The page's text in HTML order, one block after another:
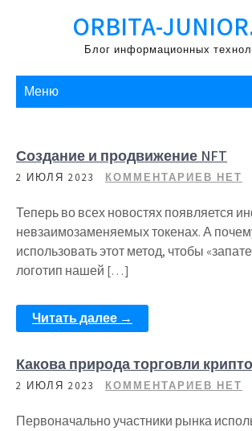
ORBITA-
Блог информационных
Меню
Создание и продвижение NFT
2 ИЮЛЯ 2023 КОММЕНТАРИЕВ НЕТ
Теперь во всех новостях появляется
невзаимозаменяемых токенах. А
использовать этот метод, чтобы
логотип нашей […]
Читать далее →
Какова природа торговли
2 ИЮЛЯ 2023 КОММЕНТАРИЕВ НЕТ
Первоначально участники рынка